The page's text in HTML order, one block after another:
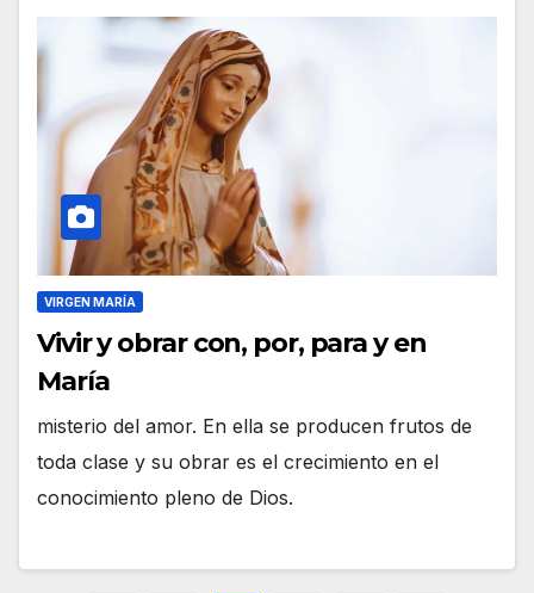
VIRGEN MARÍA
Vivir y obrar con, por, para y en
María
misterio del amor. En ella se producen frutos de
toda clase y su obrar es el crecimiento en el
conocimiento pleno de Dios.